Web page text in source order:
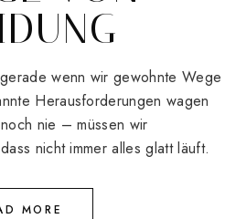
wenn wir gewohnte Wege
Herausforderungen wagen
nie – müssen wir
nicht immer alles glatt läuft.
MORE